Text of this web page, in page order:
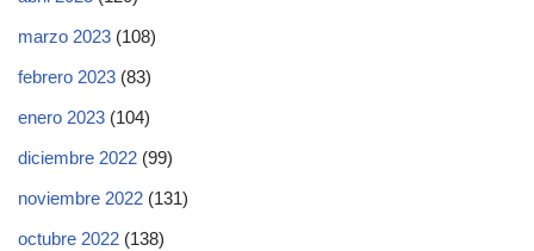
marzo 2023 (108)
febrero 2023 (83)
enero 2023 (104)
diciembre 2022 (99)
noviembre 2022 (131)
octubre 2022 (138)